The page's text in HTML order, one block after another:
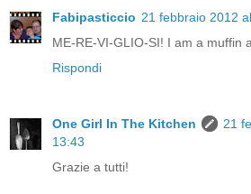
Fabipasticcio 21 febbraio 2012
ME-RE-VI-GLIO-SI! I am a muffin
Rispondi
One Girl In The Kitchen
21
13:43
Grazie a tutti!